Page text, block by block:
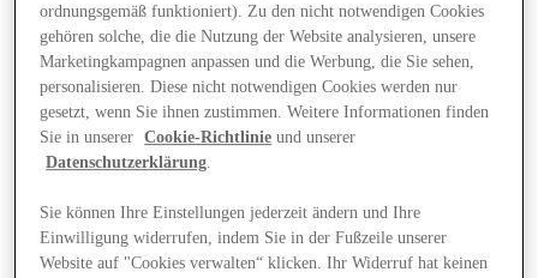
Angebote
ordnungsgemäß funktioniert). Zu den nicht notwendigen Cookies
gehören solche, die die Nutzung der Website analysieren, unsere
Marketingkampagnen anpassen und die Werbung, die Sie sehen,
personalisieren. Diese nicht notwendigen Cookies werden nur
gesetzt, wenn Sie ihnen zustimmen. Weitere Informationen finden
Sie in unserer
Cookie-Richtlinie und unserer
Datenschutzerklärung.
Sie können Ihre Einstellungen jederzeit ändern und Ihre
Einwilligung widerrufen, indem Sie in der Fußzeile unserer
Website auf "Cookies verwalten“ klicken. Ihr Widerruf hat keinen